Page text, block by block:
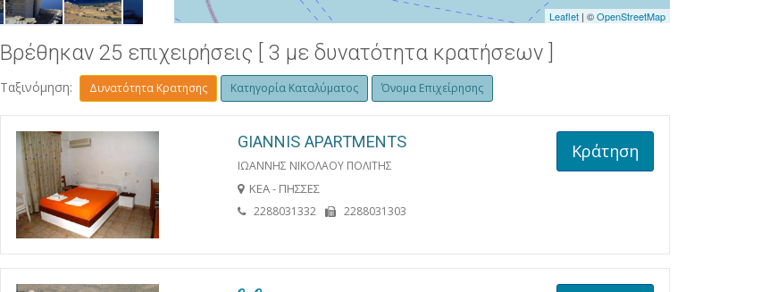
Leaflet | ©OpenStreetMap
Βρέθηκαν 25 επιχειρήσεις [ 3 με δυνατότητα κρατήσεων ]
Ταξινόμηση: Δυνατότητα Κρατησης Κατηγορία Καταλύματος Όνομα Επιχείρησης
GIANNIS APARTMENTS
ΙΩΑΝΝΗΣ ΝΙΚΟΛΑΟΥ ΠΟΛΙΤΗΣ
ΚΕΑ - ΠΗΣΣΕΣ
2288031332 2288031303
Κράτηση